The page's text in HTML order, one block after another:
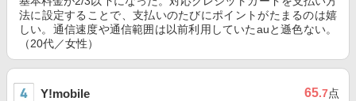
法に設定することで、支払いのたびにポイントがたまるのは嬉
しい。通信速度や通信範囲は以前利用していたauと遜色ない。
（20代／女性）
Y!mobile 65.7点